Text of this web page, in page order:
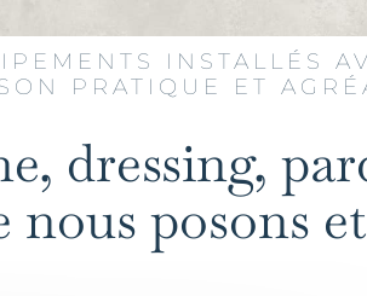
INSTALLÉS
PRATIQUE ET
dressing,
nous posons